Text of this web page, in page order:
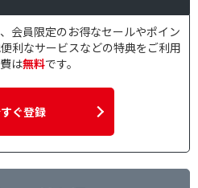
会員限定のお得なセールやポイン
利なサービスなどの特典をご利用
は無料です。
ぐ登録